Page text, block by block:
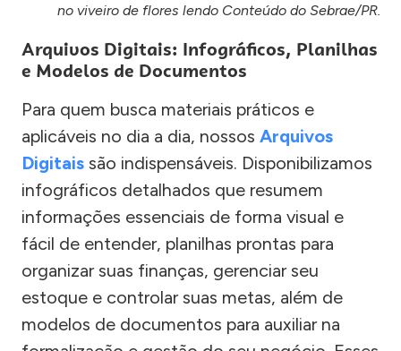
no viveiro de flores lendo Conteúdo do Sebrae/PR.
Arquivos Digitais: Infográficos, Planilhas
e Modelos de Documentos
Para quem busca materiais práticos e
aplicáveis no dia a dia, nossos Arquivos
Digitais são indispensáveis. Disponibilizamos
infográficos detalhados que resumem
informações essenciais de forma visual e
fácil de entender, planilhas prontas para
organizar suas finanças, gerenciar seu
estoque e controlar suas metas, além de
modelos de documentos para auxiliar na